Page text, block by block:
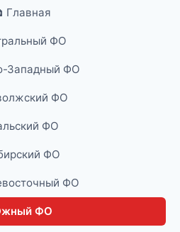
Главная
ФО
Западный ФО
ФО
ФО
ФО
ФО
ФО